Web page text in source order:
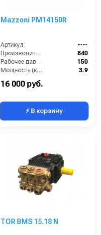
Mazzoni PM14150R
Артикул:
----
Производительность (л/ч):
840
Рабочее давление (бар):
150
Мощность (кВт):
3.9
16 000 руб.
⚡ В корзину
TOR BMS 15.18 N